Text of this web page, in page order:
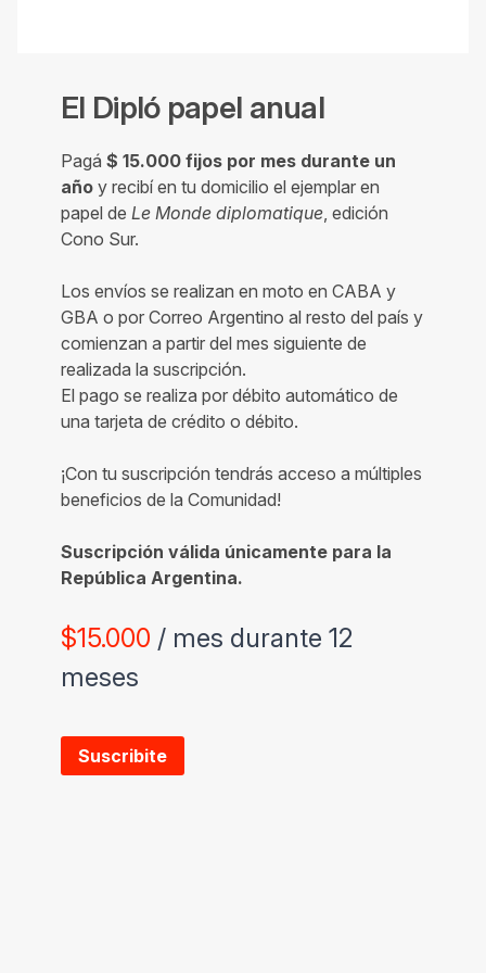
El Dipló papel anual
Pagá $ 15.000 fijos por mes durante un
año y recibí en tu domicilio el ejemplar en
papel de Le Monde diplomatique , edición
Cono Sur.
Los envíos se realizan en moto en CABA y
GBA o por Correo Argentino al resto del país y
comienzan a partir del mes siguiente de
realizada la suscripción.
El pago se realiza por débito automático de
una tarjeta de crédito o débito.
¡Con tu suscripción tendrás acceso a múltiples
beneficios de la Comunidad!
Suscripción válida únicamente para la
República Argentina.
$15.000 / mes durante 12
meses
Suscribite